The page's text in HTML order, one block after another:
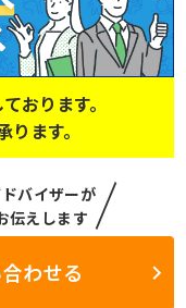
おります。
ます。
バイザーが
伝えします
わせる